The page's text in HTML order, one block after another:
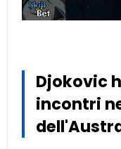
Djokovic
incontri